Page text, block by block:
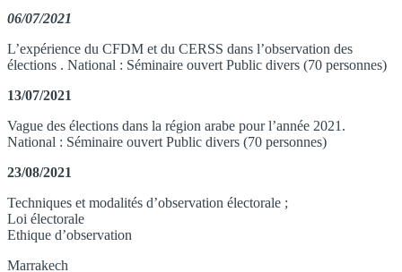
06/07/2021
L’expérience du CFDM et du CERSS dans l’observation des
élections . National : Séminaire ouvert Public divers (70 personnes)
13/07/2021
Vague des élections dans la région arabe pour l’année 2021.
National : Séminaire ouvert Public divers (70 personnes)
23/08/2021
Techniques et modalités d’observation électorale ;
Loi électorale
Ethique d’observation
Marrakech